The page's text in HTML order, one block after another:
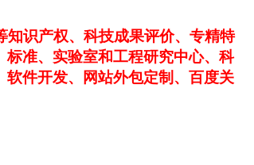
知识产权、科技成果评价、专精特
准、实验室和工程研究中心、科
件开发、网站外包定制、百度关